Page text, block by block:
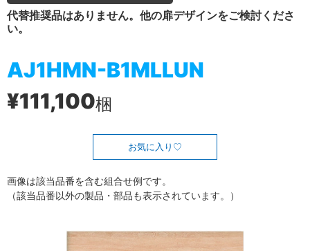
代替推奨品はありません。他の扉デザインをご検討くださ
い。
AJ1HMN-B1MLLUN
¥111,100梱
お気に入り
画像は該当品番を含む組合せ例です。
（該当品番以外の製品・部品も表示されています。）